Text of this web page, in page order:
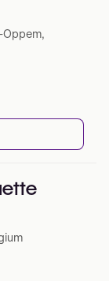
Oppem,